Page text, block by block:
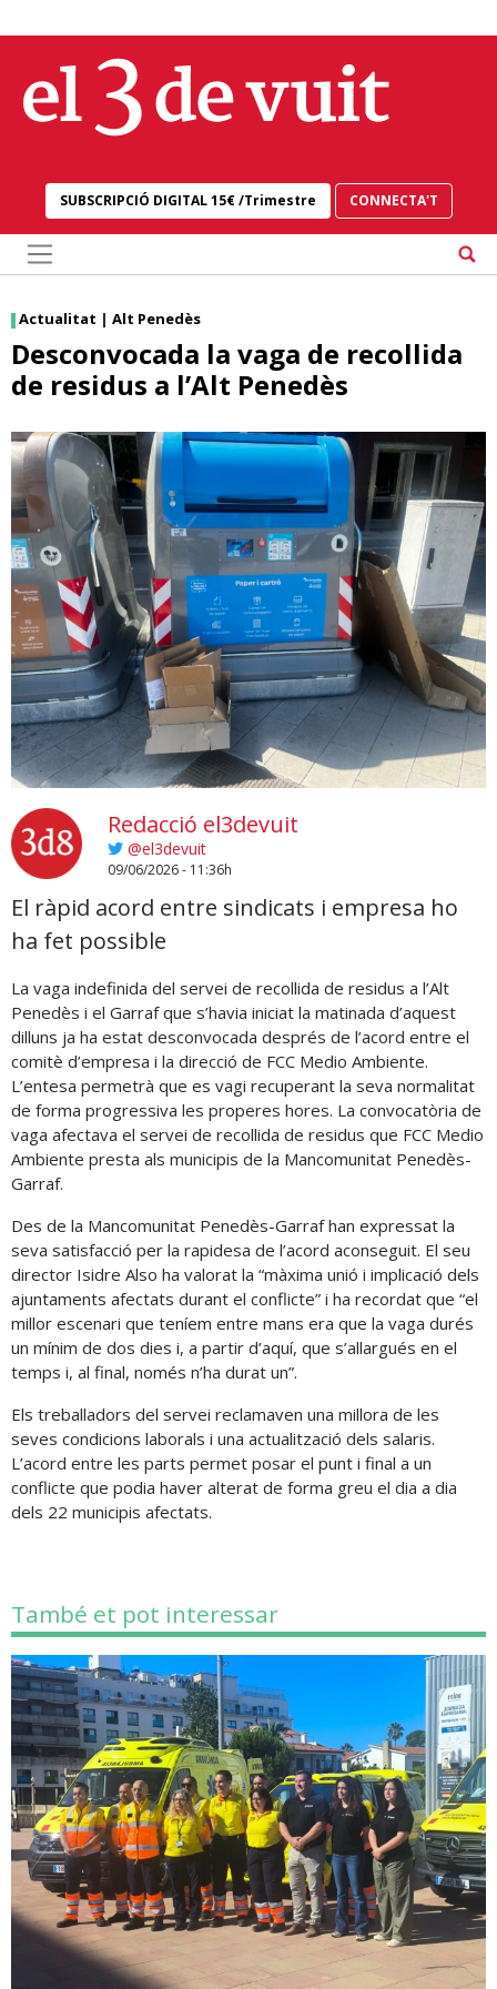
content
SUBSCRIPCIÓ DIGITAL 15€ /Trimestre CONNECTA'T
Actualitat | Alt Penedès
Desconvocada la vaga de recollida
de residus a l’Alt Penedès
Redacció el3devuit
@el3devuit
09/06/2026 - 11:36h
El ràpid acord entre sindicats i empresa ho
ha fet possible
La vaga indefinida del servei de recollida de residus a l’Alt
Penedès i el Garraf que s’havia iniciat la matinada d’aquest
dilluns ja ha estat desconvocada després de l’acord entre el
comitè d’empresa i la direcció de FCC Medio Ambiente.
L’entesa permetrà que es vagi recuperant la seva normalitat
de forma progressiva les properes hores. La convocatòria de
vaga afectava el servei de recollida de residus que FCC Medio
Ambiente presta als municipis de la Mancomunitat Penedès-
Garraf.
Des de la Mancomunitat Penedès-Garraf han expressat la
seva satisfacció per la rapidesa de l’acord aconseguit. El seu
director Isidre Also ha valorat la “màxima unió i implicació dels
ajuntaments afectats durant el conflicte” i ha recordat que “el
millor escenari que teníem entre mans era que la vaga durés
un mínim de dos dies i, a partir d’aquí, que s’allargués en el
temps i, al final, només n’ha durat un”.
Els treballadors del servei reclamaven una millora de les
seves condicions laborals i una actualització dels salaris.
L’acord entre les parts permet posar el punt i final a un
conflicte que podia haver alterat de forma greu el dia a dia
dels 22 municipis afectats.
També et pot interessar